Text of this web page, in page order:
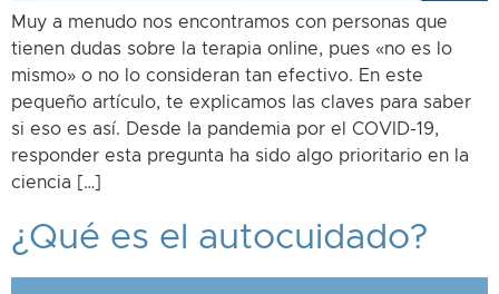
Muy a menudo nos encontramos con personas que
tienen dudas sobre la terapia online, pues «no es lo
mismo» o no lo consideran tan efectivo. En este
pequeño artículo, te explicamos las claves para saber
si eso es así. Desde la pandemia por el COVID-19,
responder esta pregunta ha sido algo prioritario en la
ciencia […]
¿Qué es el autocuidado?